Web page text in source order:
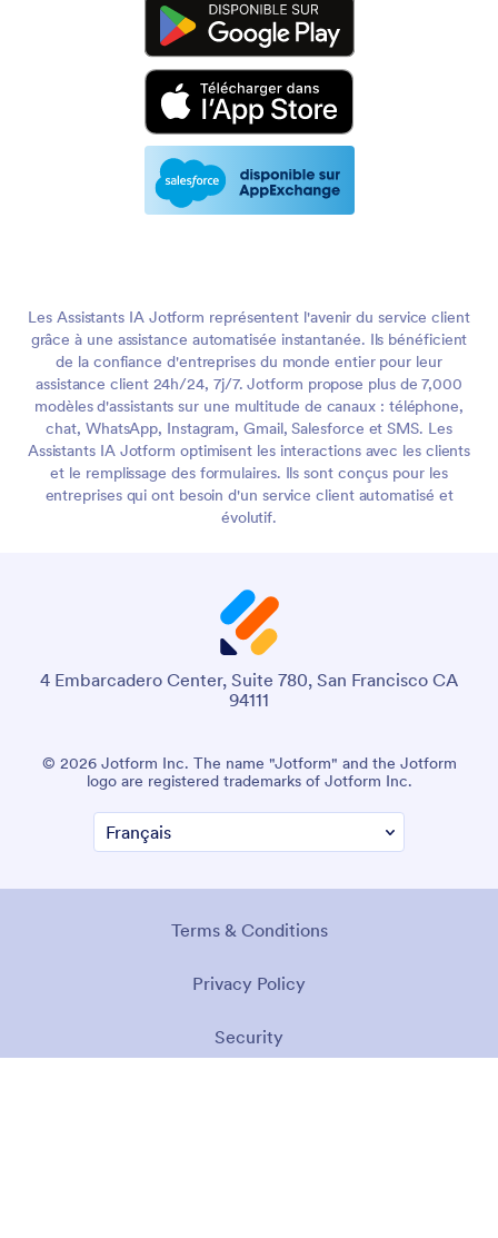
Les Assistants IA Jotform représentent l'avenir du service client
grâce à une assistance automatisée instantanée. Ils bénéficient
de la confiance d'entreprises du monde entier pour leur
assistance client 24h/24, 7j/7. Jotform propose plus de 7,000
modèles d'assistants sur une multitude de canaux : téléphone,
chat, WhatsApp, Instagram, Gmail, Salesforce et SMS. Les
Assistants IA Jotform optimisent les interactions avec les clients
et le remplissage des formulaires. Ils sont conçus pour les
entreprises qui ont besoin d'un service client automatisé et
évolutif.
4 Embarcadero Center, Suite 780, San Francisco CA
94111
© 2026 Jotform Inc. The name "Jotform" and the Jotform
logo are registered trademarks of Jotform Inc.
Terms & Conditions
Privacy Policy
Security